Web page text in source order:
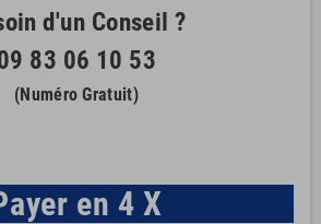
d'un Conseil ?
83 06 10 53
(Numéro Gratuit)
en 4 X